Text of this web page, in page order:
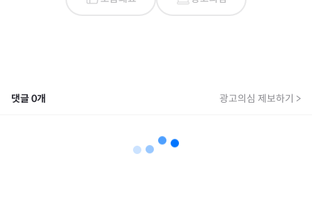
댓글0개 광고의심 제보하기 >